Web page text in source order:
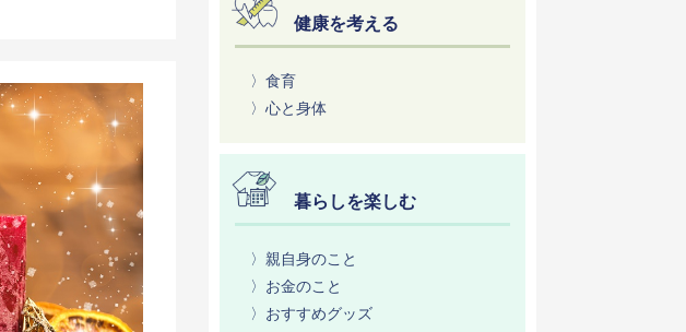
健康を考える
〉食育
〉心と身体
暮らしを楽しむ
〉親自身のこと
〉お金のこと
〉おすすめグッズ